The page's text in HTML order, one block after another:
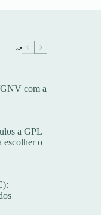
com a
a GPL
escolher o